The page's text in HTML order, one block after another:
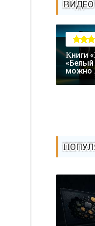
Книги «Хакеры.RU» и
«Белый
можно